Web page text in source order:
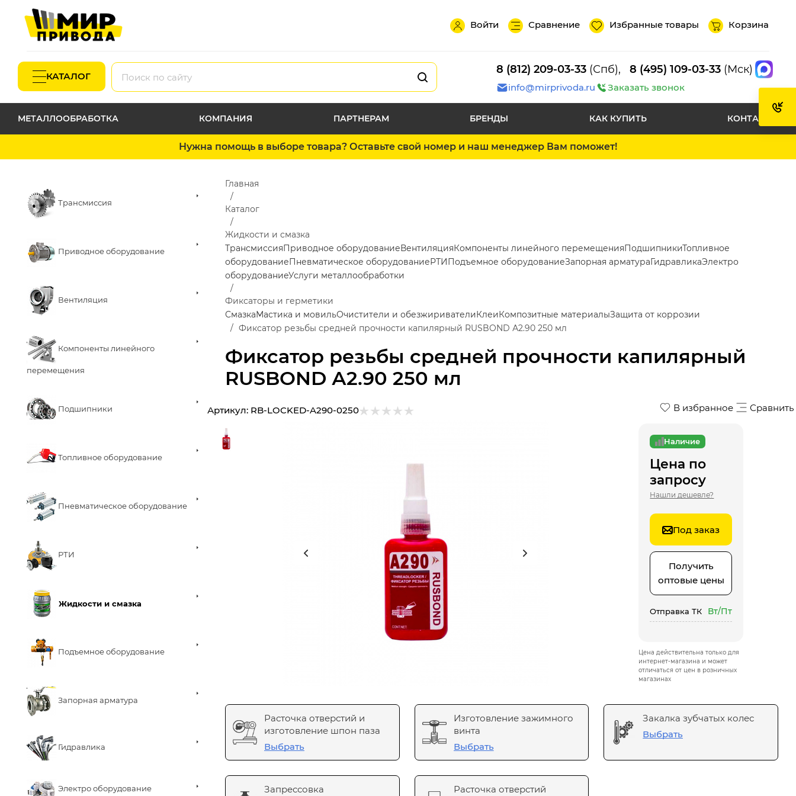
Войти Сравнение Избранные товары Корзина
КАТАЛОГ
8 (812) 209-03-33 (Спб), 8 (495) 109-03-33 (Мск)
info@mirprivoda.ru Заказать звонок
МЕТАЛЛООБРАБОТКА КОМПАНИЯ ПАРТНЕРАМ БРЕНДЫ КАК КУПИТЬ КОНТАКТЫ
Нужна помощь в выборе товара? Оставьте свой номер и наш менеджер Вам поможет!
Трансмиссия
Приводное оборудование
Вентиляция
Компоненты линейного
перемещения
Подшипники
Топливное оборудование
Пневматическое оборудование
РТИ
Жидкости и смазка
Подъемное оборудование
Запорная арматура
Гидравлика
Электро оборудование
Фиксатор резьбы средней прочности капилярный
RUSBOND А2.90 250 мл
Главная
Каталог
Жидкости и смазка
ТрансмиссияПриводное оборудованиеВентиляцияКомпоненты линейного перемещенияПодшипникиТопливное
оборудованиеПневматическое оборудованиеРТИПодъемное оборудованиеЗапорная арматураГидравликаЭлектро
оборудованиеУслуги металлообработки
Фиксаторы и герметики
СмазкаМастика и мовильОчистители и обезжиривателиКлеиКомпозитные материалыЗащита от коррозии
Фиксатор резьбы средней прочности капилярный RUSBOND А2.90 250 мл
В избранное Сравнить
Артикул: RB-LOCKED-A290-0250
Наличие
Цена по
запросу
Нашли дешевле?
Под заказ
Получить
оптовые цены
Отправка ТК Вт/Пт
Цена действительна только для
интернет-магазина и может
отличаться от цен в розничных
магазинах
Расточка отверстий и
изготовление шпон паза
Выбрать
Изготовление зажимного
винта
Выбрать
Закалка зубчатых колес
Выбрать
Запрессовка
Расточка отверстий